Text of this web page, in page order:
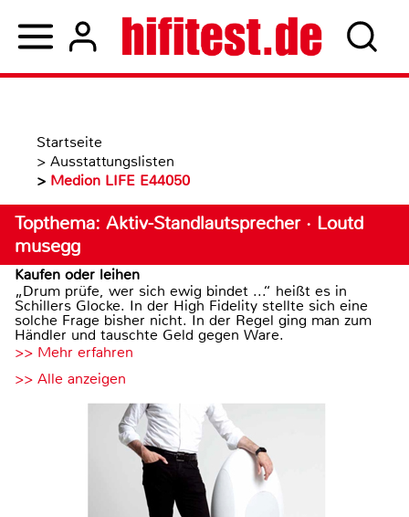
Startseite
> Ausstattungslisten
> Medion LIFE E44050
Topthema: Aktiv-Standlautsprecher · Loutd
musegg
Kaufen oder leihen
„Drum prüfe, wer sich ewig bindet ...“ heißt es in
Schillers Glocke. In der High Fidelity stellte sich eine
solche Frage bisher nicht. In der Regel ging man zum
Händler und tauschte Geld gegen Ware.
>> Mehr erfahren
>> Alle anzeigen